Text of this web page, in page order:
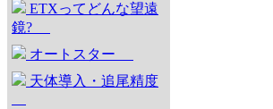
ETXってどんな望遠
鏡?
オートスター
天体導入・追尾精度